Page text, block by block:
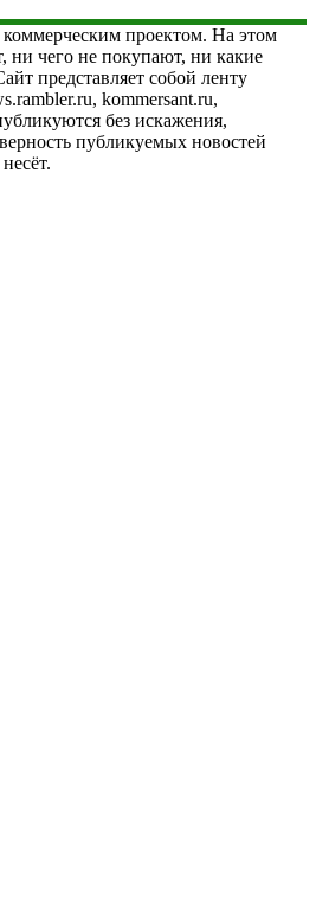
проектом. На этом
ни чего не покупают, ни какие
представляет собой ленту
kommersant.ru,
без искажения,
публикуемых новостей